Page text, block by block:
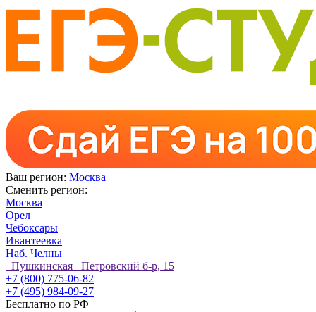
Ваш регион: Москва
Сменить регион:
Москва
Орел
Чебоксары
Ивантеевка
Наб. Челны
Пушкинская Петровский б-р, 15
+7 (800) 775-06-82
+7 (495) 984-09-27
Бесплатно по РФ